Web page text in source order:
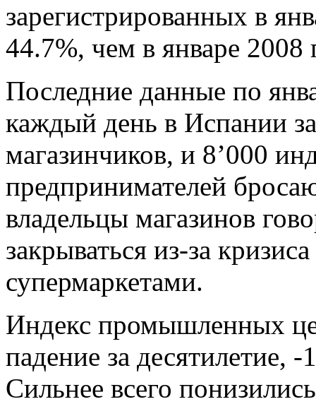
зарегистрированных в
44.7%, чем в январе 2008
Последние данные по
каждый день в Испании
магазинчиков, и 8’000
предпринимателей
владельцы магазинов
закрываться из-за
супермаркетами.
Индекс промышленных
падение за десятилетие,
Сильнее всего